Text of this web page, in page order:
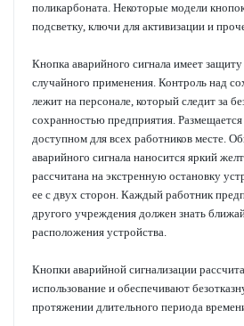
поликарбоната. Некоторые модели
подсветку, ключи для активизации и
Кнопка аварийного сигнала имеет
случайного применения. Контроль над
лежит на персонале, который следит за
сохранностью предприятия.
доступном для всех работников месте.
аварийного сигнала наносится яркий
рассчитана на экстренную остановку
ее с двух сторон. Каждый работник
другого учреждения должен знать
расположения устройства.
Кнопки аварийной сигнализации
использование и обеспечивают
протяжении длительного периода